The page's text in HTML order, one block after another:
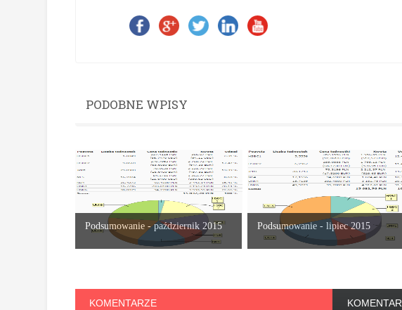
PODOBNE WPISY
Podsumowanie - październik 2015 Podsumowanie - lipiec 2015
KOMENTARZE